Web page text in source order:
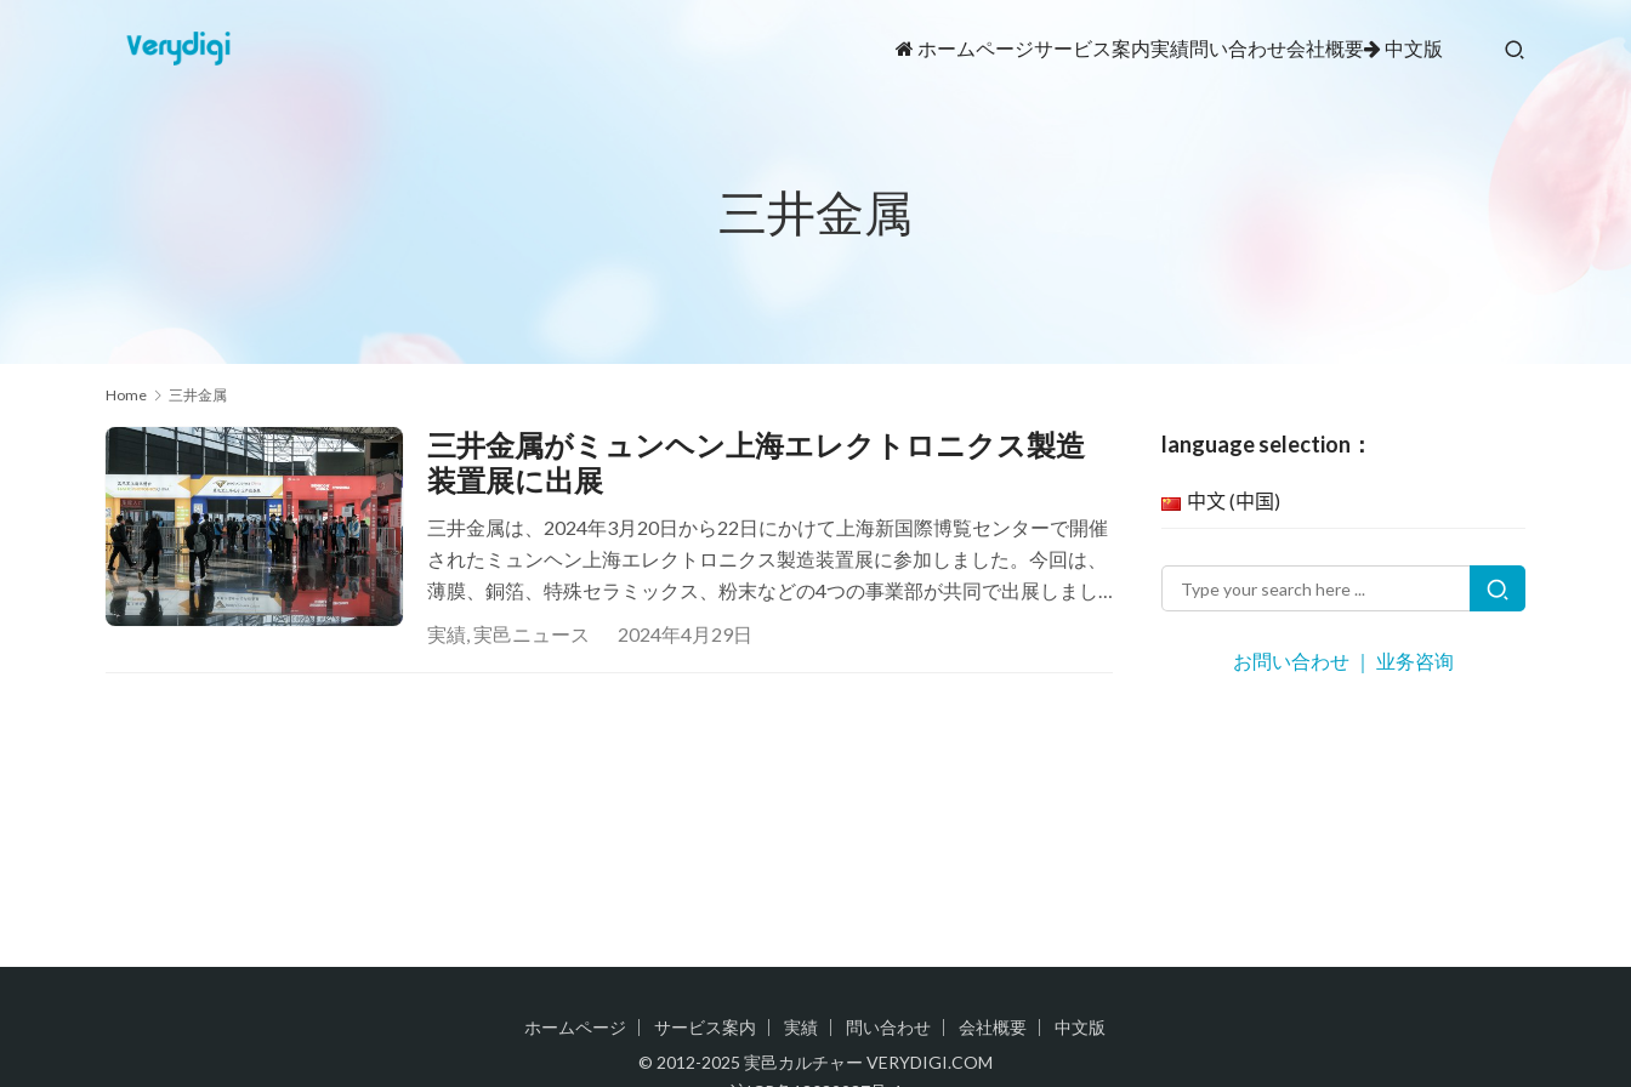
ホームページサービス案内実績問い合わせ会社概要 中文版
三井金属
Home 三井金属
三井金属がミュンヘン上海エレクトロニクス製造
装置展に出展
三井金属は、2024年3月20日から22日にかけて上海新国際博覧センターで開催
されたミュンヘン上海エレクトロニクス製造装置展に参加しました。今回は、
薄膜、銅箔、特殊セラミックス、粉末などの4つの事業部が共同で出展しまし
た。 この展示会は、総面積75,000平方メートルの規模で、世界中から900社以
実績,実邑ニュース 2024年4月29日
language selection：
中文 (中国)
お問い合わせ ｜ 业务咨询
ホームページ サービス案内 実績 問い合わせ 会社概要
中文版
© 2012-2025 実邑カルチャー VERYDIGI.COM